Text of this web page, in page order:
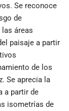
Se reconoce
de
áreas
paisaje a partir
de los
Se aprecia la
a partir de
isometrías de